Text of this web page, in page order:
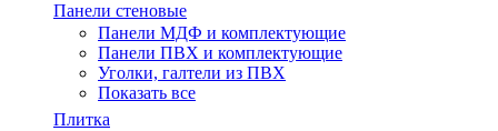
Панели стеновые
Панели МДФ и комплектующие
Панели ПВХ и комплектующие
Уголки, галтели из ПВХ
Показать все
Плитка